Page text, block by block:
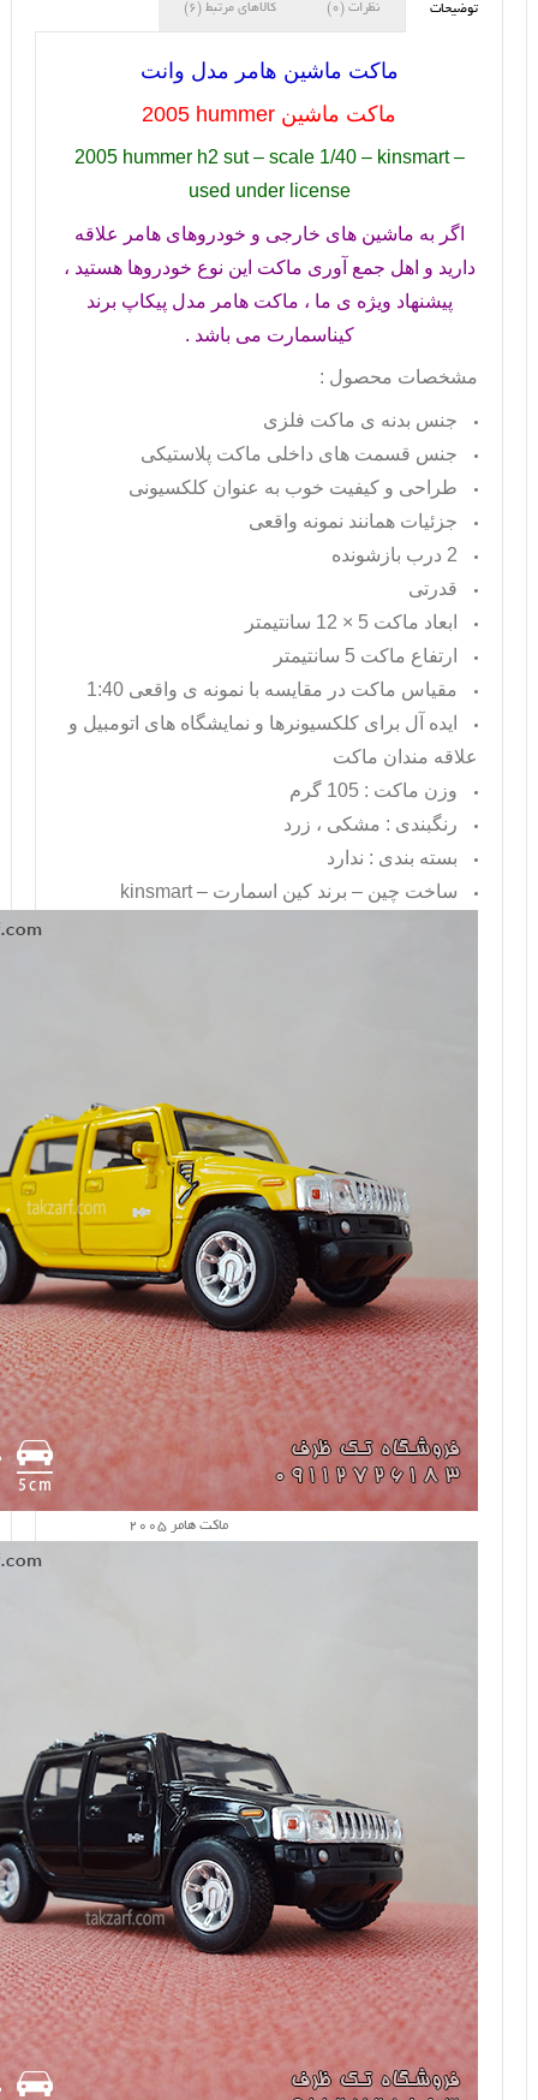
توضیحات نظرات (0) کالاهای مرتبط (6)
ماکت ماشین هامر مدل وانت
ماکت ماشین 2005 hummer
2005 hummer h2 sut – scale 1/40 – kinsmart –
used under license
اگر به ماشین های خارجی و خودروهای هامر علاقه
دارید و اهل جمع آوری ماکت این نوع خودروها هستید ،
پیشنهاد ویژه ی ما ، ماکت هامر مدل پیکاپ برند
کیناسمارت می باشد .
مشخصات محصول :
جنس بدنه ی ماکت فلزی
جنس قسمت های داخلی ماکت پلاستیکی
طراحی و کیفیت خوب به عنوان کلکسیونی
جزئیات همانند نمونه واقعی
2 درب بازشونده
قدرتی
ابعاد ماکت 5 × 12 سانتیمتر
ارتفاع ماکت 5 سانتیمتر
مقیاس ماکت در مقایسه با نمونه ی واقعی 1:40
ایده آل برای کلکسیونرها و نمایشگاه های اتومبیل و
علاقه مندان ماکت
وزن ماکت : 105 گرم
رنگبندی : مشکی ، زرد
بسته بندی : ندارد
ساخت چین – برند کین اسمارت –kinsmart
ماکت هامر 2005